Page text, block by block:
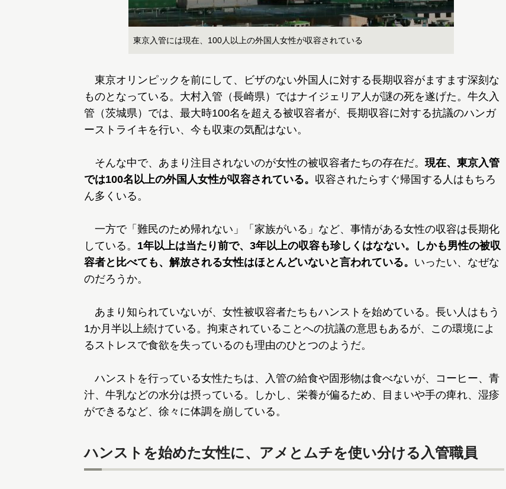
東京入管には現在、100人以上の外国人女性が収容されている
東京オリンピックを前にして、ビザのない外国人に対する長期収容がますます深刻な
ものとなっている。大村入管（長崎県）ではナイジェリア人が謎の死を遂げた。牛久入
管（茨城県）では、最大時100名を超える被収容者が、長期収容に対する抗議のハンガ
ーストライキを行い、今も収束の気配はない。
そんな中で、あまり注目されないのが女性の被収容者たちの存在だ。 現在、東京入管
では100名以上の外国人女性が収容されている。 収容されたらすぐ帰国する人はもちろ
ん多くいる。
一方で「難民のため帰れない」「家族がいる」など、事情がある女性の収容は長期化
している。 1年以上は当たり前で、3年以上の収容も珍しくはなない。しかも男性の被収
容者と比べても、解放される女性はほとんどいないと言われている。 いったい、なぜな
のだろうか。
あまり知られていないが、女性被収容者たちもハンストを始めている。長い人はもう
1か月半以上続けている。拘束されていることへの抗議の意思もあるが、この環境によ
るストレスで食欲を失っているのも理由のひとつのようだ。
ハンストを行っている女性たちは、入管の給食や固形物は食べないが、コーヒー、青
汁、牛乳などの水分は摂っている。しかし、栄養が偏るため、目まいや手の痺れ、湿疹
ができるなど、徐々に体調を崩している。
ハンストを始めた女性に、アメとムチを使い分ける入管職員